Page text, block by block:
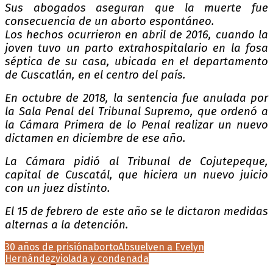
Sus abogados aseguran que la muerte fue
consecuencia de un aborto espontáneo.
Los hechos ocurrieron en abril de 2016, cuando la
joven tuvo un parto extrahospitalario en la fosa
séptica de su casa, ubicada en el departamento
de Cuscatlán, en el centro del país.
En octubre de 2018, la sentencia fue anulada por
la Sala Penal del Tribunal Supremo, que ordenó a
la Cámara Primera de lo Penal realizar un nuevo
dictamen en diciembre de ese año.
La Cámara pidió al Tribunal de Cojutepeque,
capital de Cuscatál, que hiciera un nuevo juicio
con un juez distinto.
El 15 de febrero de este año se le dictaron medidas
alternas a la detención.
30 años de prisiónabortoAbsuelven a Evelyn
Hernándezviolada y condenada